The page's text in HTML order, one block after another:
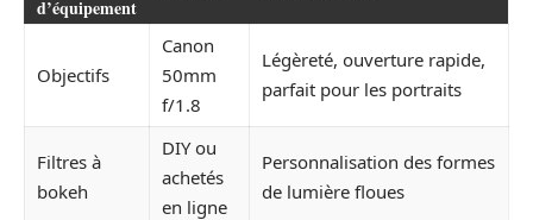
d’équipement
Objectifs
Canon
50mm
f/1.8
Légèreté, ouverture rapide,
parfait pour les portraits
Filtres à
bokeh
DIY ou
achetés
en ligne
Personnalisation des formes
de lumière floues